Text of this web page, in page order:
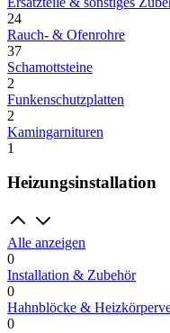
24
Rauch- & Ofenrohre
37
Schamottsteine
2
Funkenschutzplatten
2
Kamingarnituren
1
Heizungsinstallation
Alle anzeigen
0
Installation & Zubehör
0
Hahnblöcke &
0